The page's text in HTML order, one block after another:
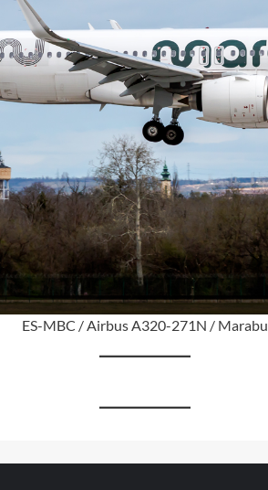
ES-MBC / Airbus A320-271N / Marabu